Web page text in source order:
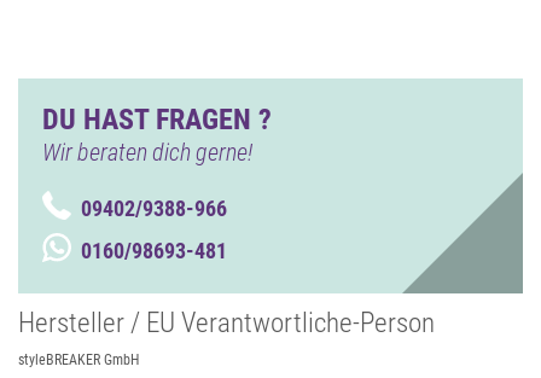
DU HAST FRAGEN ?
Wir beraten dich gerne!
09402/9388-966
0160/98693-481
Hersteller / EU Verantwortliche-Person
styleBREAKER GmbH